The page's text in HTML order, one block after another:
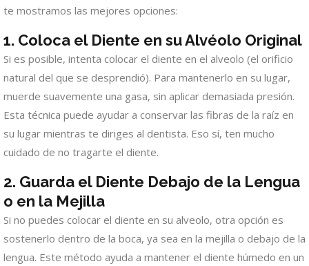
te mostramos las mejores opciones:
1. Coloca el Diente en su Alvéolo Original
Si es posible, intenta colocar el diente en el alveolo (el orificio
natural del que se desprendió). Para mantenerlo en su lugar,
muerde suavemente una gasa, sin aplicar demasiada presión.
Esta técnica puede ayudar a conservar las fibras de la raíz en
su lugar mientras te diriges al dentista. Eso sí, ten mucho
cuidado de no tragarte el diente.
2. Guarda el Diente Debajo de la Lengua
o en la Mejilla
Si no puedes colocar el diente en su alveolo, otra opción es
sostenerlo dentro de la boca, ya sea en la mejilla o debajo de la
lengua. Este método ayuda a mantener el diente húmedo en un